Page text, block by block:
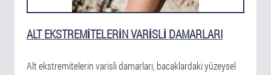
ALT EKSTREMITELERIN VARISLI DAMARLARI
Alt ekstremitelerin varisli damarları, bacaklardaki yüzeysel